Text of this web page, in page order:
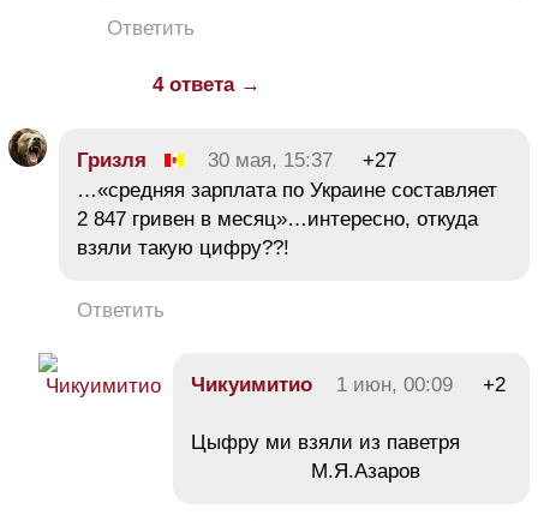
Ответить
4 ответа →
Гризля 30 мая, 15:37
+27
…«средняя зарплата по Украине составляет
2 847 гривен в месяц»…интересно, откуда
взяли такую цифру??!
Ответить
Чикуимитио 1 июн, 00:09 +2
Цыфру ми взяли из паветря
М.Я.Азаров